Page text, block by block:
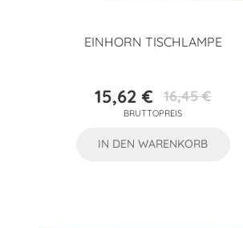
EINHORN TISCHLAMPE
Preis
15,62 €Verkaufspreis
16,45 €
BRUTTOPREIS
IN DEN WARENKORB